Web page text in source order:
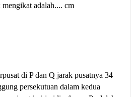
adalah.... cm
di P dan Q jarak pusatnya 34
persekutuan dalam kedua